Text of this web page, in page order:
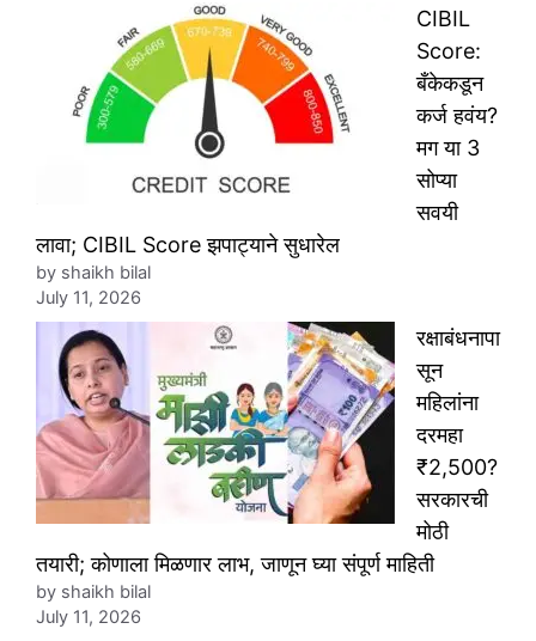
CIBIL
Score:
बँकेकडून
कर्ज हवंय?
मग या 3
सोप्या
सवयी
लावा; CIBIL Score झपाट्याने सुधारेल
by shaikh bilal
July 11, 2026
रक्षाबंधनापा
सून
महिलांना
दरमहा
₹2,500?
सरकारची
मोठी
तयारी; कोणाला मिळणार लाभ, जाणून घ्या संपूर्ण माहिती
by shaikh bilal
July 11, 2026